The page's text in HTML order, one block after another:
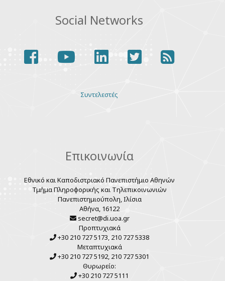
Social Networks
facebookyoutubelinkedintwitterrss
Συντελεστές
Επικοινωνία
Εθνικό και Καποδιστριακό Πανεπιστήμιο Αθηνών
Τμήμα Πληροφορικής και Τηλεπικοινωνιών
Πανεπιστημιούπολη, Ιλίσια
Αθήνα, 16122
secret@di.uoa.gr
Προπτυχιακά
+30 210 727 5173, 210 727 5338
Μεταπτυχιακά
+30 210 727 5192, 210 727 5301
Θυρωρείο:
+30 210 727 5111